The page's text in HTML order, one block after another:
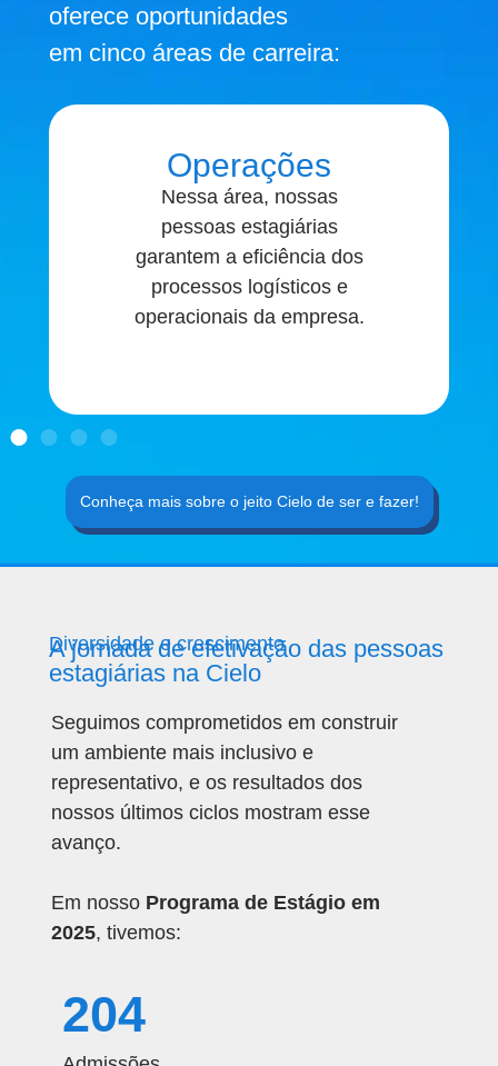
oferece oportunidades
em cinco áreas de carreira:
Operações
Nessa área, nossas
pessoas estagiárias
garantem a eficiência dos
processos logísticos e
operacionais da empresa.
Conheça mais sobre o jeito Cielo de ser e fazer!
Diversidade e crescimento
A jornada de efetivação das pessoas
estagiárias na Cielo
Seguimos comprometidos em construir
um ambiente mais inclusivo e
representativo, e os resultados dos
nossos últimos ciclos mostram esse
avanço.
Em nosso Programa de Estágio em
2025, tivemos:
204